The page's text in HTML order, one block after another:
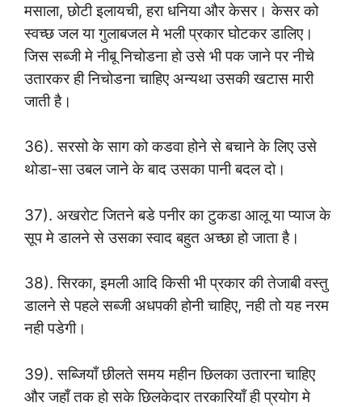
मसाला, छोटी इलायची, हरा धनिया और केसर। केसर को
स्वच्छ जल या गुलाबजल मे भली प्रकार घोटकर डालिए।
जिस सब्जी मे नीबू निचोडना हो उसे भी पक जाने पर नीचे
उतारकर ही निचोडना चाहिए अन्यथा उसकी खटास मारी
जाती है।
36). सरसो के साग को कडवा होने से बचाने के लिए उसे
थोडा-सा उबल जाने के बाद उसका पानी बदल दो।
37). अखरोट जितने बडे पनीर का टुकडा आलू या प्याज के
सूप मे डालने से उसका स्वाद बहुत अच्छा हो जाता है।
38). सिरका, इमली आदि किसी भी प्रकार की तेजाबी वस्तु
डालने से पहले सब्जी अधपकी होनी चाहिए, नही तो यह नरम
नही पडेगी।
39). सब्जियाँ छीलते समय महीन छिलका उतारना चाहिए
और जहाँ तक हो सके छिलकेदार तरकारियाँ ही प्रयोग मे